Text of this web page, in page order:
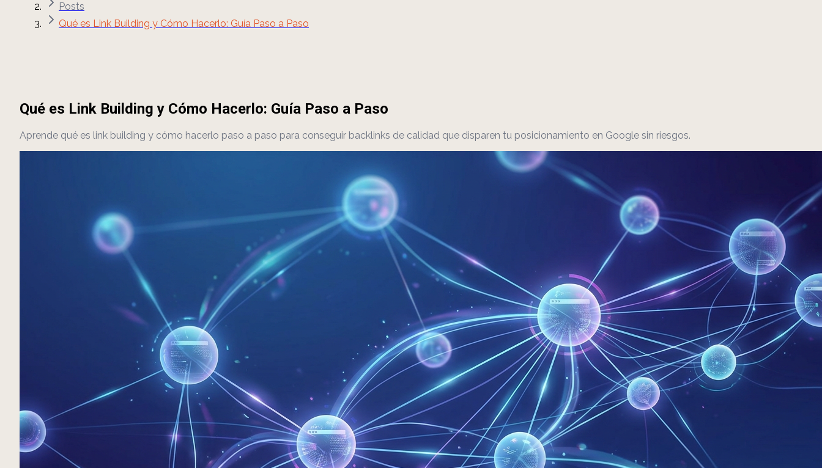
Posts
Qué es Link Building y Cómo Hacerlo: Guía Paso a Paso
Qué es Link Building y Cómo Hacerlo: Guía Paso a Paso
Aprende qué es link building y cómo hacerlo paso a paso para conseguir backlinks de calidad que disparen tu posicionamiento en Google sin riesgos.